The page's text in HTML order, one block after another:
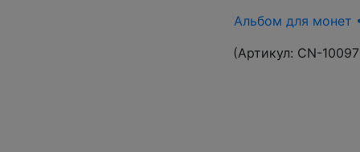
Альбом для монет
(Артикул: CN-